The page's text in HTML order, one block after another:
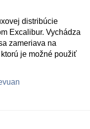
distribúcie
Excalibur. Vychádza
zameriava na
je možné použiť